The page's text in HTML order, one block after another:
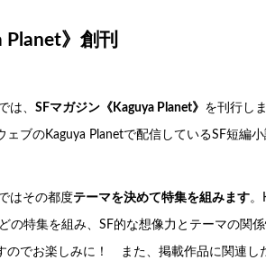
》創刊
は、 SFマガジン《Kaguya Planet》 を刊行し
ブのKaguya Planetで配信しているSF短編小
はその都度テーマを決めて特集を組みます。
の特集を組み、SF的な想像力とテーマの関
のでお楽しみに！ また、掲載作品に関連し